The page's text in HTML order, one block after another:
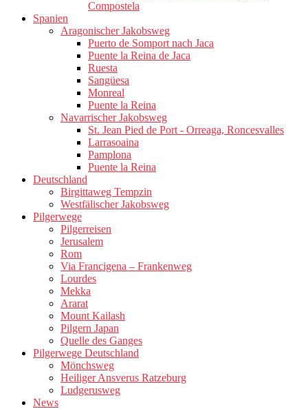
Compostela
Spanien
Aragonischer Jakobsweg
Puerto de Somport nach Jaca
Puente la Reina de Jaca
Ruesta
Sangüesa
Monreal
Puente la Reina
Navarrischer Jakobsweg
St. Jean Pied de Port - Orreaga, Roncesvalles
Larrasoaina
Pamplona
Puente la Reina
Deutschland
Birgittaweg Tempzin
Westfälischer Jakobsweg
Pilgerwege
Pilgerreisen
Jerusalem
Rom
Via Francigena – Frankenweg
Lourdes
Mekka
Ararat
Mount Kailash
Pilgern Japan
Quelle des Ganges
Pilgerwege Deutschland
Mönchsweg
Heiliger Ansverus Ratzeburg
Ludgerusweg
News